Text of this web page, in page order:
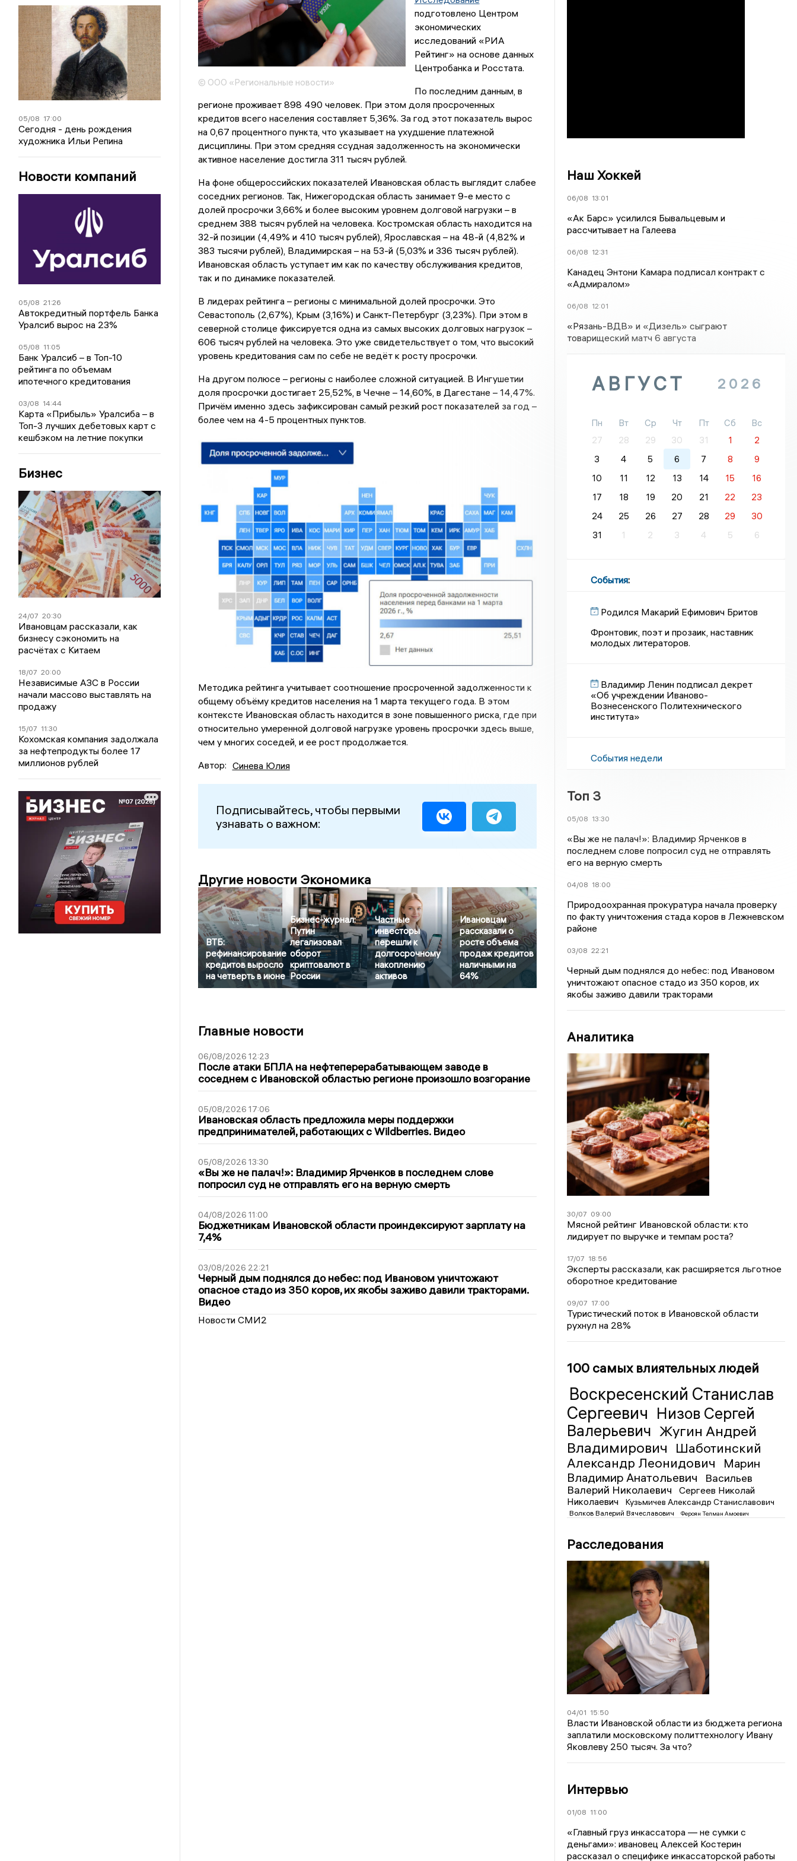
05/08 17:00
Сегодня - день рождения
художника Ильи Репина
Новости компаний
05/08 21:26
Автокредитный портфель Банка
Уралсиб вырос на 23%
05/08 11:05
Банк Уралсиб – в Топ-10
рейтинга по объемам
ипотечного кредитования
03/08 14:44
Карта «Прибыль» Уралсиба – в
Топ-3 лучших дебетовых карт с
кешбэком на летние покупки
Бизнес
24/07 20:30
Ивановцам рассказали, как
бизнесу сэкономить на
расчётах с Китаем
18/07 20:00
Независимые АЗС в России
начали массово выставлять на
продажу
15/07 11:30
Кохомская компания задолжала
за нефтепродукты более 17
миллионов рублей
© ООО «Региональные новости»
подготовлено Центром
экономических
исследований «РИА
Рейтинг» на основе данных
Центробанка и Росстата.
По последним данным, в
регионе проживает 898 490 человек. При этом доля просроченных
кредитов всего населения составляет 5,36%. За год этот показатель вырос
на 0,67 процентного пункта, что указывает на ухудшение платежной
дисциплины. При этом средняя ссудная задолженность на экономически
активное население достигла 311 тысяч рублей.
На фоне общероссийских показателей Ивановская область выглядит слабее
соседних регионов. Так, Нижегородская область занимает 9-е место с
долей просрочки 3,66% и более высоким уровнем долговой нагрузки – в
среднем 388 тысяч рублей на человека. Костромская область находится на
32-й позиции (4,49% и 410 тысяч рублей), Ярославская – на 48-й (4,82% и
383 тысячи рублей), Владимирская – на 53-й (5,03% и 336 тысяч рублей).
Ивановская область уступает им как по качеству обслуживания кредитов,
так и по динамике показателей.
В лидерах рейтинга – регионы с минимальной долей просрочки. Это
Севастополь (2,67%), Крым (3,16%) и Санкт-Петербург (3,23%). При этом в
северной столице фиксируется одна из самых высоких долговых нагрузок –
606 тысяч рублей на человека. Это уже свидетельствует о том, что высокий
уровень кредитования сам по себе не ведёт к росту просрочки.
На другом полюсе – регионы с наиболее сложной ситуацией. В Ингушетии
доля просрочки достигает 25,52%, в Чечне – 14,60%, в Дагестане – 14,47%.
Причём именно здесь зафиксирован самый резкий рост показателей за год –
более чем на 4-5 процентных пунктов.
Методика рейтинга учитывает соотношение просроченной задолженности к
общему объёму кредитов населения на 1 марта текущего года. В этом
контексте Ивановская область находится в зоне повышенного риска, где при
относительно умеренной долговой нагрузке уровень просрочки здесь выше,
чем у многих соседей, и ее рост продолжается.
Автор: Синева Юлия
Подписывайтесь, чтобы первыми
узнавать о важном:
Другие новости Экономика
ВТБ:
рефинансирование
кредитов выросло
на четверть в июне
Бизнес-журнал:
Путин
легализовал
оборот
криптовалют в
России
Частные
инвесторы
перешли к
долгосрочному
накоплению
активов
Ивановцам
рассказали о
росте объема
продаж кредитов
наличными на
64%
Главные новости
06/08/2026 12:23
После атаки БПЛА на нефтеперерабатывающем заводе в
соседнем с Ивановской областью регионе произошло возгорание
05/08/2026 17:06
Ивановская область предложила меры поддержки
предпринимателей, работающих с Wildberries. Видео
05/08/2026 13:30
«Вы же не палач!»: Владимир Ярченков в последнем слове
попросил суд не отправлять его на верную смерть
04/08/2026 11:00
Бюджетникам Ивановской области проиндексируют зарплату на
7,4%
03/08/2026 22:21
Черный дым поднялся до небес: под Ивановом уничтожают
опасное стадо из 350 коров, их якобы заживо давили тракторами.
Видео
Новости СМИ2
Наш Хоккей
06/08 13:01
«Ак Барс» усилился Бывальцевым и
рассчитывает на Галеева
06/08 12:31
Канадец Энтони Камара подписал контракт с
«Адмиралом»
06/08 12:01
«Рязань-ВДВ» и «Дизель» сыграют
товарищеский матч 6 августа
АВГУСТ 2026
Пн Вт Ср Чт Пт Сб
Вс
27
28 29 30 31 1
2
3
4 5 6 7 8
9
10
11 12 13 14 15
16
17
18 19 20 21 22
23
24
25 26 27 28 29
30
31
1 2 3 4 5 6
События:
Родился Макарий Ефимович Бритов
Фронтовик, поэт и прозаик, наставник
молодых литераторов.
Владимир Ленин подписал декрет
«Об учреждении Иваново-
Вознесенского Политехнического
института»
События недели
Топ 3
05/08 13:30
«Вы же не палач!»: Владимир Ярченков в
последнем слове попросил суд не отправлять
его на верную смерть
04/08 18:00
Природоохранная прокуратура начала проверку
по факту уничтожения стада коров в Лежневском
районе
03/08 22:21
Черный дым поднялся до небес: под Ивановом
уничтожают опасное стадо из 350 коров, их
якобы заживо давили тракторами
Аналитика
30/07 09:00
Мясной рейтинг Ивановской области: кто
лидирует по выручке и темпам роста?
17/07 18:56
Эксперты рассказали, как расширяется льготное
оборотное кредитование
09/07 17:00
Туристический поток в Ивановской области
рухнул на 28%
100 самых влиятельных людей
Воскресенский Станислав
Сергеевич Низов Сергей
Валерьевич Жугин Андрей
Владимирович
Шаботинский
Александр Леонидович
Марин
Владимир Анатольевич
Васильев
Валерий Николаевич
Сергеев Николай
Николаевич
Кузьмичев Александр Станиславович
Волков Валерий Вячеславович Фероян Телман Амоевич
Расследования
04/01 15:50
Власти Ивановской области из бюджета региона
заплатили московскому политтехнологу Ивану
Яковлеву 250 тысяч. За что?
Интервью
01/08 11:00
«Главный груз инкассатора — не сумки с
деньгами»: ивановец Алексей Костерин
рассказал о специфике инкассаторской работы